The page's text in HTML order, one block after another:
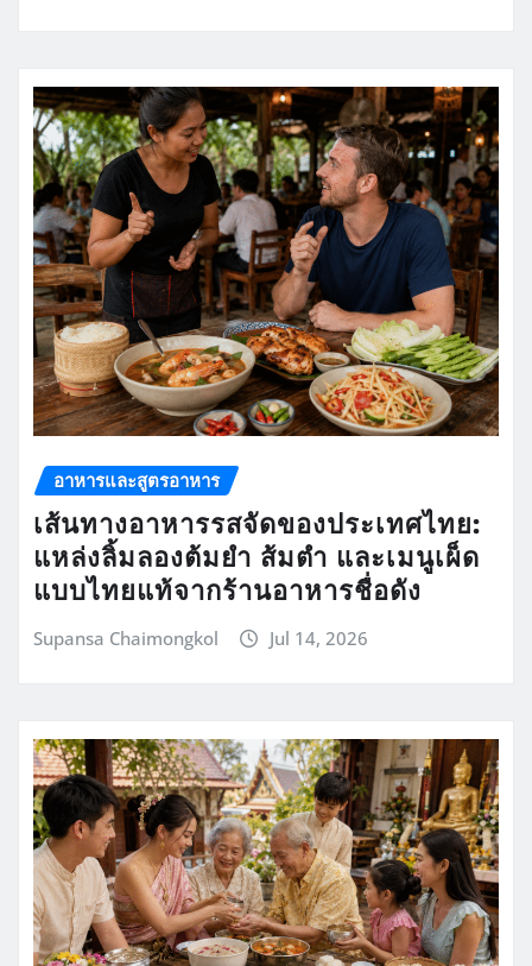
อาหารและสูตรอาหาร
เส้นทางอาหารรสจัดของประเทศไทย:
แหล่งลิ้มลองต้มยำ ส้มตำ และเมนูเผ็ด
แบบไทยแท้จากร้านอาหารชื่อดัง
Supansa Chaimongkol Jul 14, 2026